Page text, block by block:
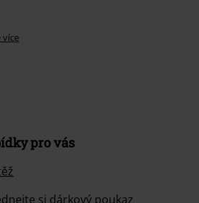
více
pro vás
si dárkový poukaz